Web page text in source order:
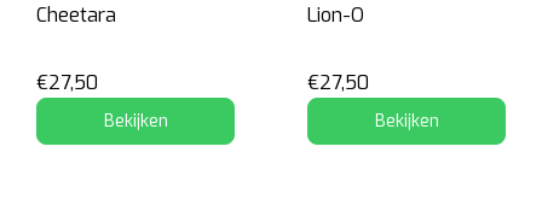
Cheetara
€27,50
Bekijken
Lion-O
€27,50
Bekijken